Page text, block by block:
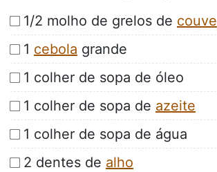
1/2 molho de grelos de couve
1 cebola grande
1 colher de sopa de óleo
1 colher de sopa de azeite
1 colher de sopa de água
2 dentes de alho